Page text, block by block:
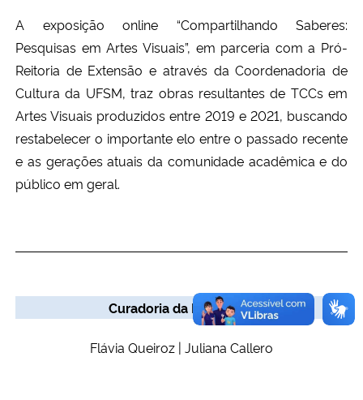
Controladoria-Geral da União
Secretaria de Governo
Gabinete de Segurança Institucional
Planalto
A exposição online “Compartilhando Saberes:
Pesquisas em Artes Visuais”, em parceria com a Pró-
Reitoria de Extensão e através da Coordenadoria de
Cultura da UFSM, traz obras resultantes de TCCs em
Artes Visuais produzidos entre 2019 e 2021, buscando
restabelecer o importante elo entre o passado recente
e as gerações atuais da comunidade acadêmica e do
público em geral.
Curadoria da Exposição
Flávia Queiroz | Juliana Callero